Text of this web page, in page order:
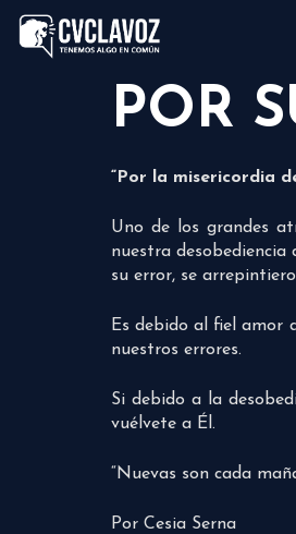
POR
“Por la misericordia
Uno de los grandes
nuestra desobediencia
su error, se
Es debido al fiel amor
nuestros errores.
Si debido a la
vuélvete a Él.
“Nuevas son cada
Por Cesia Serna